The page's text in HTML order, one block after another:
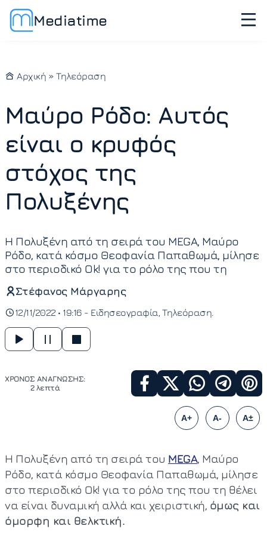
Mediatime
Αρχική » Τηλεόραση
Μαύρο Ρόδο: Αυτός
είναι ο κρυφός
στόχος της
Πολυξένης
Η Πολυξένη από τη σειρά του MEGA, Μαύρο
Ρόδο, κατά κόσμο Θεοφανία Παπαθωμά, μίλησε
στο περιοδικό Οk! για το ρόλο της που τη
Στέφανος Μάργαρης
12/11/2022 • 19:16 - Ειδησεογραφία Τηλεόραση
ΧΡΟΝΟΣ ΑΝΑΓΝΩΣΗΣ:
2 λεπτά
A+ A- A±
Η Πολυξένη από τη σειρά του MEGA, Μαύρο
Ρόδο, κατά κόσμο Θεοφανία Παπαθωμά, μίλησε
στο περιοδικό Οk! για το ρόλο της που τη θέλει
να είναι δυναμική αλλά και χειριστική, όμως και
όμορφη και θελκτική.